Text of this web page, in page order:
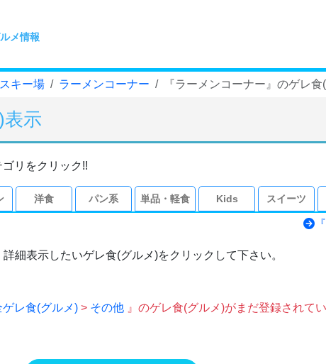
メ情報
キー場 ラーメンコーナー 『ラーメンコーナー』のゲレ
表示
ゴリをクリック!!
洋食 パン系 単品・軽食 Kids スイーツ
細表示したいゲレ食(グルメ)をクリックして下さい。
ゲレ食(グルメ)> その他』のゲレ食(グルメ)がまだ登録されてい